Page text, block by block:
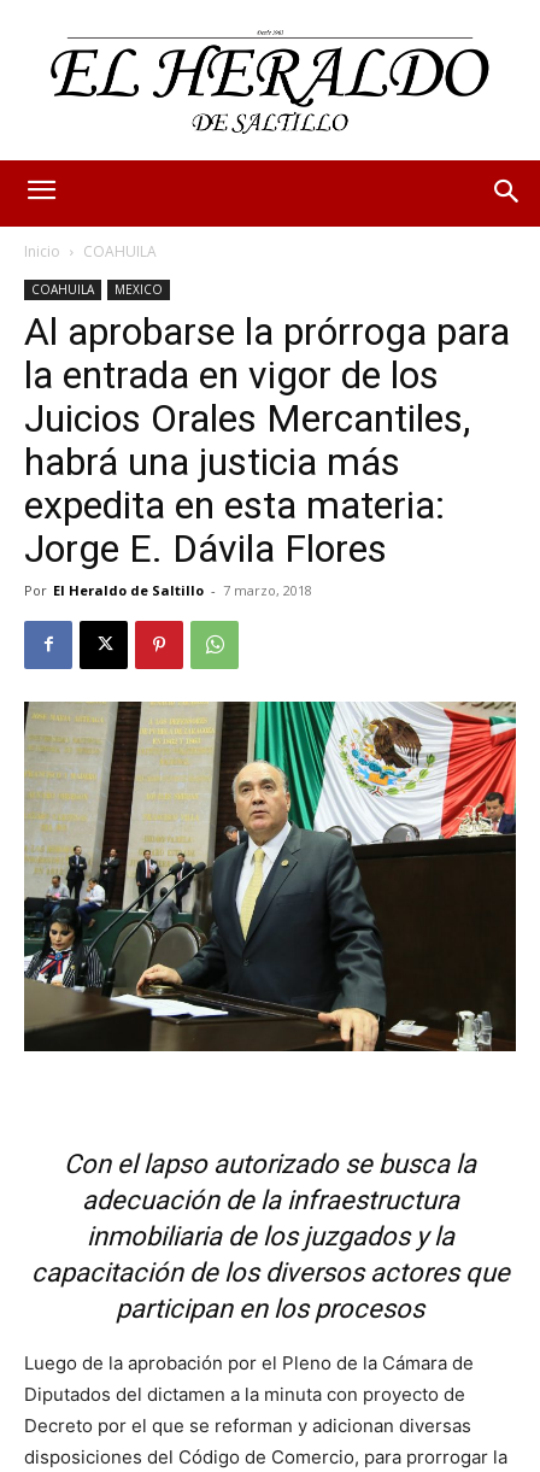
Inicio COAHUILA
COAHUILA MEXICO
Al aprobarse la prórroga para
la entrada en vigor de los
Juicios Orales Mercantiles,
habrá una justicia más
expedita en esta materia:
Jorge E. Dávila Flores
Por El Heraldo de Saltillo - 7 marzo, 2018
Con el lapso autorizado se busca la
adecuación de la infraestructura
inmobiliaria de los juzgados y la
capacitación de los diversos actores que
participan en los procesos
Luego de la aprobación por el Pleno de la Cámara de
Diputados del dictamen a la minuta con proyecto de
Decreto por el que se reforman y adicionan diversas
disposiciones del Código de Comercio, para prorrogar la